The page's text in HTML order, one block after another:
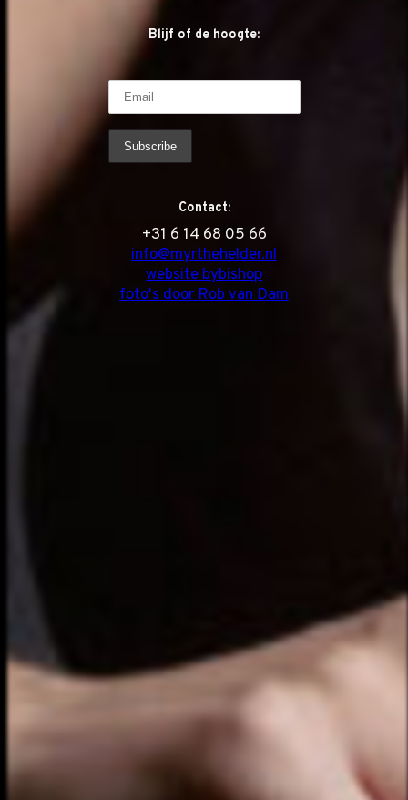
Blijf of de hoogte:
Contact:
‭+31 6 14 68 05 66
info@myrthehelder.nl
website bybishop
foto's door Rob van Dam